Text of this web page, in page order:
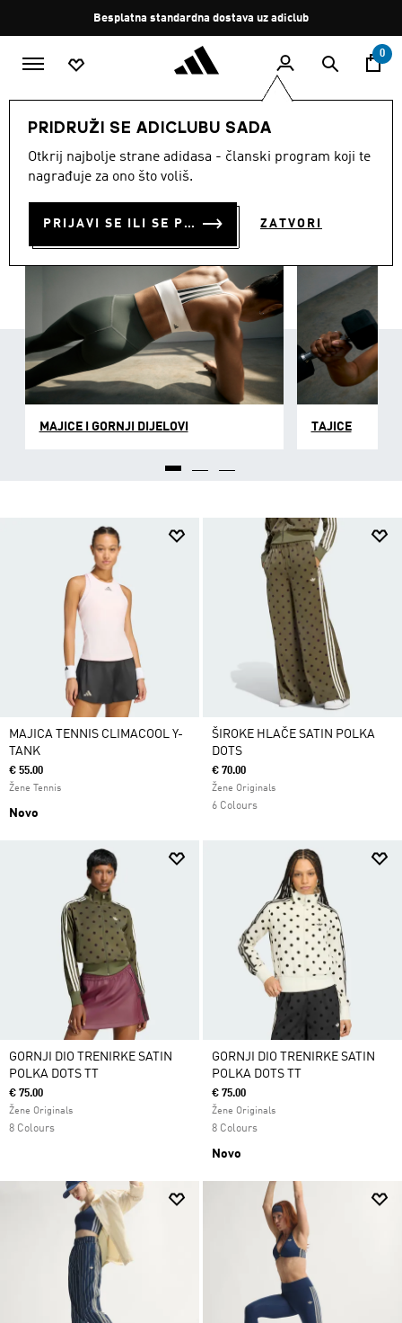
Zaustavi
rotaciju
Besplatna standardna dostava uz adiclub
0
PRIDRUŽI SE ADICLUBU SADA
Otkrij najbolje strane adidasa - članski program koji te
nagrađuje za ono što voliš.
PRIJAVI SE ILI SE PRIDRUŽI SADA ZATVORI
ŽENE Odjeća
ODJEĆA
MAJICE I GORNJI DIJELOVI TAJICE
MAJICA TENNIS CLIMACOOL Y-
TANK
€ 55.00
Žene Tennis
Novo
ŠIROKE HLAČE SATIN POLKA
DOTS
€ 70.00
Žene Originals
6 Colours
GORNJI DIO TRENIRKE SATIN
POLKA DOTS TT
€ 75.00
Žene Originals
8 Colours
GORNJI DIO TRENIRKE SATIN
POLKA DOTS TT
€ 75.00
Žene Originals
8 Colours
Novo